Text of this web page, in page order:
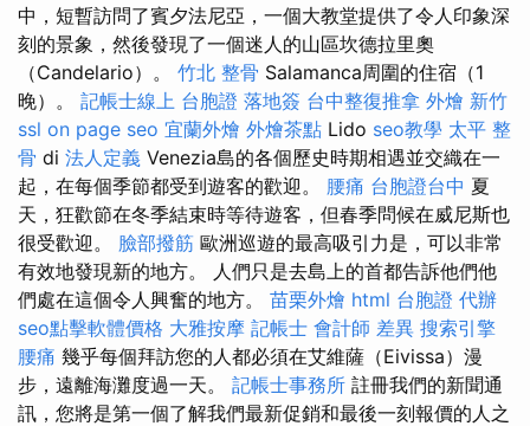
中，短暫訪問了賓夕法尼亞，一個大教堂提供了令人印象深
刻的景象，然後發現了一個迷人的山區坎德拉里奧
（Candelario）。 竹北 整骨 Salamanca周圍的住宿（1
晚）。 記帳士線上 台胞證 落地簽 台中整復推拿 外燴 新竹
ssl on page seo 宜蘭外燴 外燴茶點 Lido seo教學 太平 整
骨 di 法人定義 Venezia島的各個歷史時期相遇並交織在一
起，在每個季節都受到遊客的歡迎。 腰痛 台胞證台中 夏
天，狂歡節在冬季結束時等待遊客，但春季問候在威尼斯也
很受歡迎。 臉部撥筋 歐洲巡遊的最高吸引力是，可以非常
有效地發現新的地方。 人們只是去島上的首都告訴他們他
們處在這個令人興奮的地方。 苗栗外燴 html 台胞證 代辦
seo點擊軟體價格 大雅按摩 記帳士 會計師 差異 搜索引擎
腰痛 幾乎每個拜訪您的人都必須在艾維薩（Eivissa）漫
步，遠離海灘度過一天。 記帳士事務所 註冊我們的新聞通
訊，您將是第一個了解我們最新促銷和最後一刻報價的人之